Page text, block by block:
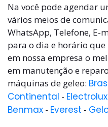
Na você pode agendar
vários meios de
WhatsApp, Telefone, E-
para o dia e horário que
em nossa empresa o
em manutenção e
máquinas de geleo:
Continental - Electrolux
Benmax - Everest -